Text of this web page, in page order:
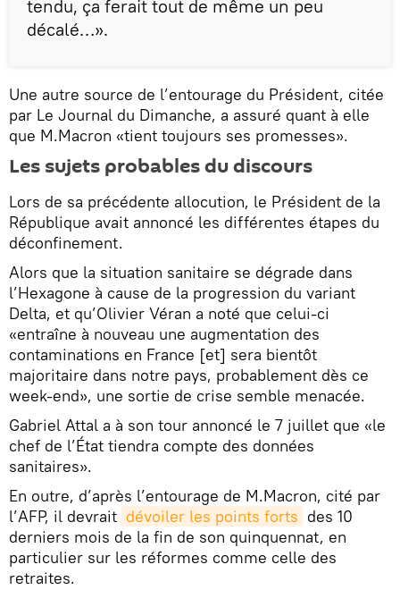
tendu, ça ferait tout de même un peu
décalé…».
Une autre source de l’entourage du Président, citée
par Le Journal du Dimanche, a assuré quant à elle
que M.Macron «tient toujours ses promesses».
Les sujets probables du discours
Lors de sa précédente allocution, le Président de la
République avait annoncé les différentes étapes du
déconfinement.
Alors que la situation sanitaire se dégrade dans
l’Hexagone à cause de la progression du variant
Delta, et qu’Olivier Véran a noté que celui-ci
«entraîne à nouveau une augmentation des
contaminations en France [et] sera bientôt
majoritaire dans notre pays, probablement dès ce
week-end», une sortie de crise semble menacée.
Gabriel Attal a à son tour annoncé le 7 juillet que «le
chef de l’État tiendra compte des données
sanitaires».
En outre, d’après l’entourage de M.Macron, cité par
l’AFP, il devrait dévoiler les points forts des 10
derniers mois de la fin de son quinquennat, en
particulier sur les réformes comme celle des
retraites.